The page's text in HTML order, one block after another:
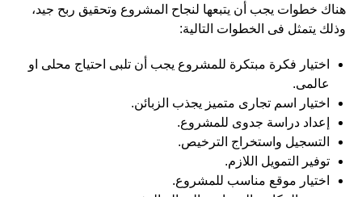
هناك خطوات يجب أن يتبعها لنجاح المشروع وتحقيق ربح جيد،
وذلك يتمثل فى الخطوات التالية:
اختيار فكرة مبتكرة للمشروع يجب أن تلبى احتياج محلى او
عالمى.
اختيار اسم تجارى متميز يجذب الزبائن.
إعداد دراسة جدوى للمشروع.
التسجيل واستخراج الترخيص.
توفير التمويل اللازم.
اختيار موقع مناسب للمشروع.